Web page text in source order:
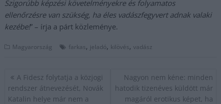
Szigorúbb képzési követelményekre és folyamatos
ellenőrzésre van szükség, ha éles vadászfegyvert adnak valaki
kezébe!” – írja a párt közleménye.
Magyarország farkas, jeladó, kilövés,vadász
Bejegyzés
navigáció
A Fidesz folytatja a közjogi
rendszer átnevezését, Novák
Katalin helye már nem a
Nagyon nem kéne: minden
hatodik tizenéves küldött már
magáról erotikus képet, ha